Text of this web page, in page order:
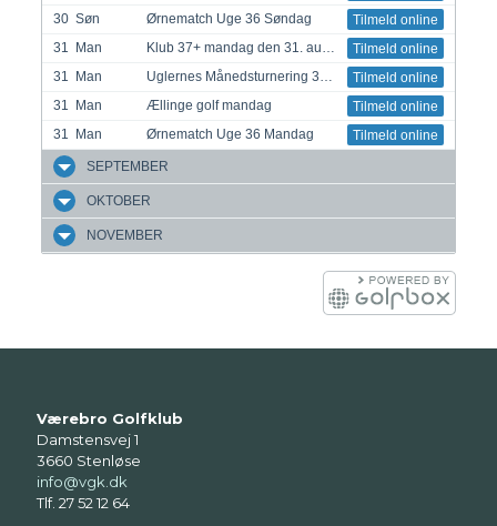
30 Søn Tilmeld online
Ørnematch Uge 36 Søndag
31
Man Tilmeld online
Klub 37+ mandag den 31. august 226
31
Man Tilmeld online
Uglernes Månedsturnering 31. aug. 2026
31
Man Tilmeld online
Ællinge golf mandag
31
Man Tilmeld online
Ørnematch Uge 36 Mandag
SEPTEMBER
OKTOBER
NOVEMBER
Værebro Golfklub
Damstensvej 1
3660 Stenløse
info@vgk.dk
Tlf. 27 52 12 64